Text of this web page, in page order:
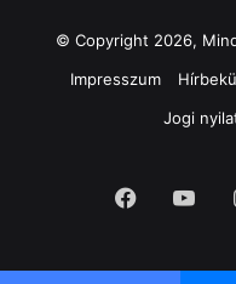
© Copyright 2026,
Impresszum
Jogi